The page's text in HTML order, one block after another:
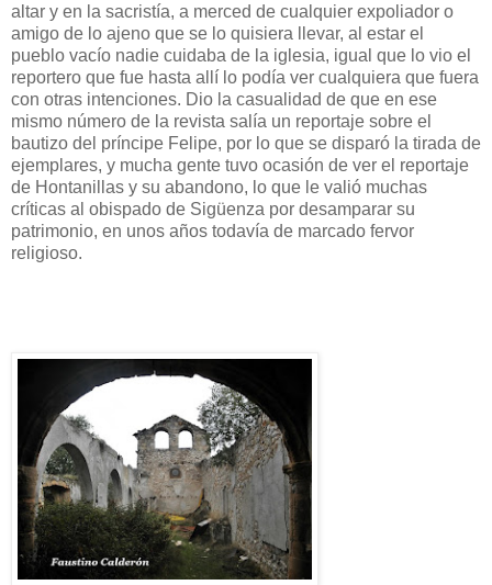
altar y en la sacristía, a merced de cualquier expoliador o
amigo de lo ajeno que se lo quisiera llevar, al estar el
pueblo vacío nadie cuidaba de la iglesia, igual que lo vio el
reportero que fue hasta allí lo podía ver cualquiera que fuera
con otras intenciones. Dio la casualidad de que en ese
mismo número de la revista salía un reportaje sobre el
bautizo del príncipe Felipe, por lo que se disparó la tirada de
ejemplares, y mucha gente tuvo ocasión de ver el reportaje
de Hontanillas y su abandono, lo que le valió muchas
críticas al obispado de Sigüenza por desamparar su
patrimonio, en unos años todavía de marcado fervor
religioso.